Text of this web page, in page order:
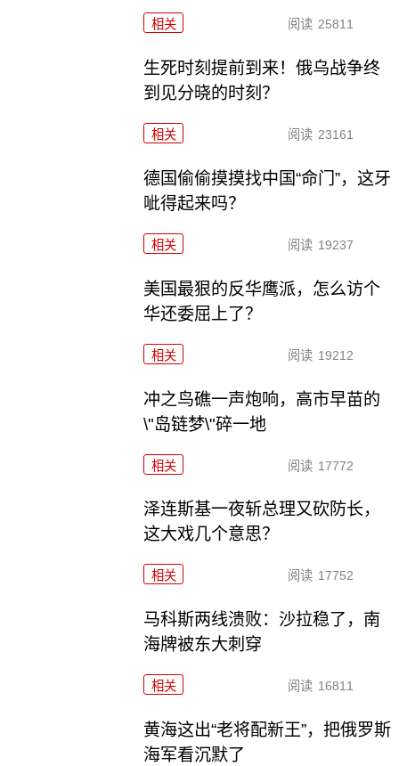
相关 阅读 25811
生死时刻提前到来！俄乌战争终
到见分晓的时刻？
相关 阅读 23161
德国偷偷摸摸找中国“命门”，这牙
呲得起来吗？
相关 阅读 19237
美国最狠的反华鹰派，怎么访个
华还委屈上了？
相关 阅读 19212
冲之鸟礁一声炮响，高市早苗的
\"岛链梦\"碎一地
相关 阅读 17772
泽连斯基一夜斩总理又砍防长，
这大戏几个意思？
相关 阅读 17752
马科斯两线溃败：沙拉稳了，南
海牌被东大刺穿
相关 阅读 16811
黄海这出“老将配新王”，把俄罗斯
海军看沉默了